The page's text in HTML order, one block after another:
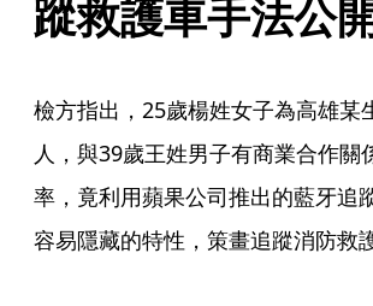
蹤救護車手法公
檢方指出，25歲楊姓女子為高雄某
人，與39歲王姓男子有商業合作關
率，竟利用蘋果公司推出的藍牙追
容易隱藏的特性，策畫追蹤消防救護